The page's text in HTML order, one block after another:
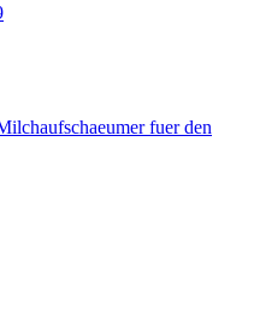
fuer den